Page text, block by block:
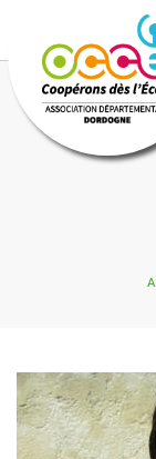
FORMATIONS
PRETS |
ESPACE